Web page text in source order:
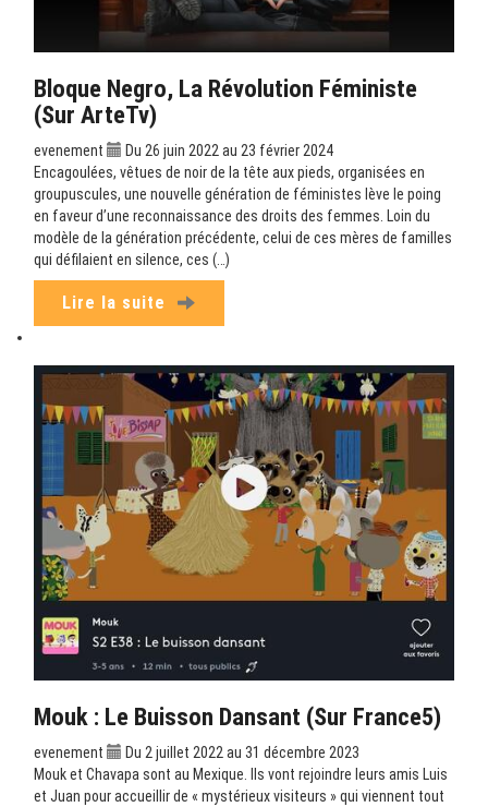
Bloque Negro, La Révolution Féministe
(sur ArteTv)
evenement
Du 26 juin 2022 au 23 février 2024
Encagoulées, vêtues de noir de la tête aux pieds, organisées en
groupuscules, une nouvelle génération de féministes lève le poing
en faveur d’une reconnaissance des droits des femmes. Loin du
modèle de la génération précédente, celui de ces mères de familles
qui défilaient en silence, ces (…)
Lire la suite
Mouk : Le Buisson Dansant (sur France5)
evenement
Du 2 juillet 2022 au 31 décembre 2023
Mouk et Chavapa sont au Mexique. Ils vont rejoindre leurs amis Luis
et Juan pour accueillir de « mystérieux visiteurs » qui viennent tout